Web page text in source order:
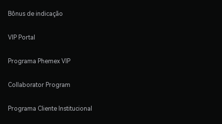
Bônus de indicação
VIP Portal
Programa Phemex VIP
Collaborator Program
Programa Cliente Institucional